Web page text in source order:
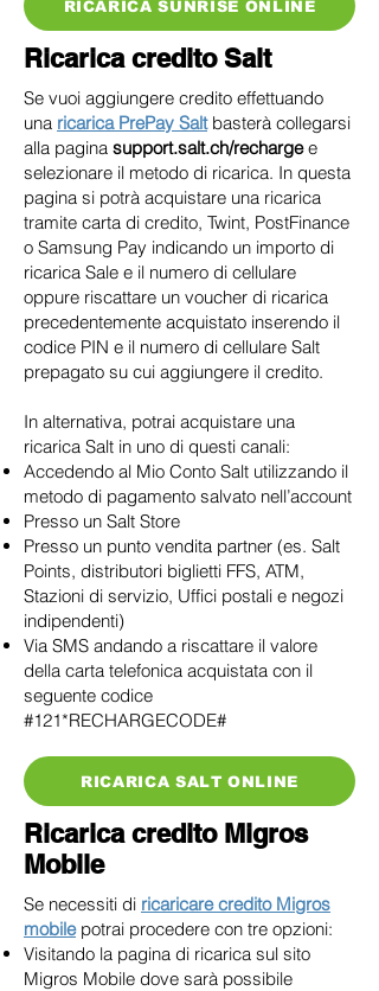
RICARICA SUNRISE ONLINE
Ricarica credito Salt
Se vuoi aggiungere credito effettuando
una ricarica PrePay Saltbasterà collegarsi
alla pagina support.salt.ch/rechargee
selezionare il metodo di ricarica. In questa
pagina si potrà acquistare una ricarica
tramite carta di credito, Twint, PostFinance
o Samsung Pay indicando un importo di
ricarica Sale e il numero di cellulare
oppure riscattare un voucher di ricarica
precedentemente acquistato inserendo il
codice PIN e il numero di cellulare Salt
prepagato su cui aggiungere il credito.
In alternativa, potrai acquistare una
ricarica Salt in uno di questi canali:
Accedendo al Mio Conto Salt utilizzando il
metodo di pagamento salvato nell’account
Presso un Salt Store
Presso un punto vendita partner (es. Salt
Points, distributori biglietti FFS, ATM,
Stazioni di servizio, Uffici postali e negozi
indipendenti)
Via SMS andando a riscattare il valore
della carta telefonica acquistata con il
seguente codice
#121*RECHARGECODE#
RICARICA SALT ONLINE
Ricarica credito Migros
Mobile
Se necessiti di ricaricare credito Migros
mobile potrai procedere con tre opzioni:
Visitando la pagina di ricarica sul sito
Migros Mobile dove sarà possibile